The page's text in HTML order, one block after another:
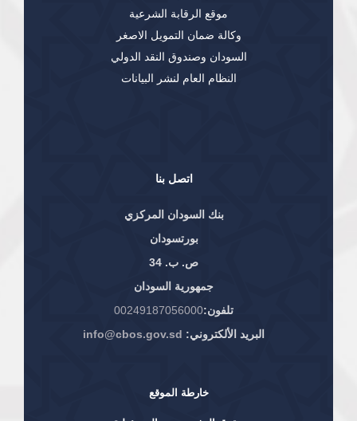
اتصل بنا
بنك السودان المركزي
بورتسودان
ص. ب. 34
جمهورية السودان
تلفون:00249187056000
البريد الألكتروني: info@cbos.gov.sd
موقع الرقابة الشرعية
وكالة ضمان التمويل الاصغر
السودان وصندوق النقد الدولي
النظام العام لنشر البيانات
خارطة الموقع